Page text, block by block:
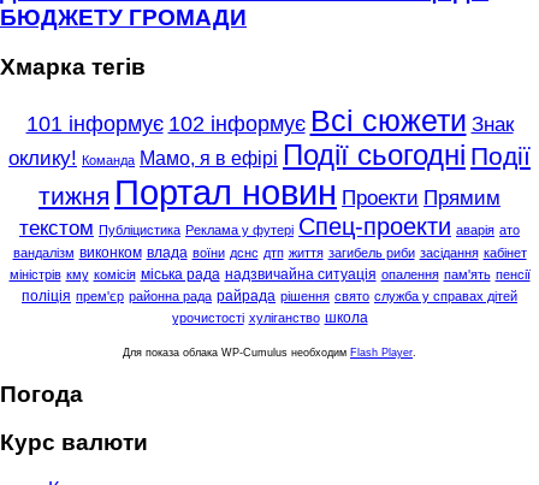
БЮДЖЕТУ ГРОМАДИ
Хмарка тегів
101 інформує 102 інформує Всі сюжети Знак
оклику! Команда Мамо, я в ефірі Події сьогодні Події
тижня Портал новин Проекти Прямим
текстом Публіцистика Реклама у футері Спец-проекти аварія ато
вандалізм виконком влада воїни дснс дтп життя загибель риби засідання кабінет
міністрів кму комісія міська рада надзвичайна ситуація опалення пам'ять пенсії
поліція прем'єр районна рада райрада рішення свято служба у справах дітей
урочистості хуліганство школа
Для показа облака WP-Cumulus необходим Flash Player
Погода
Курс валюти